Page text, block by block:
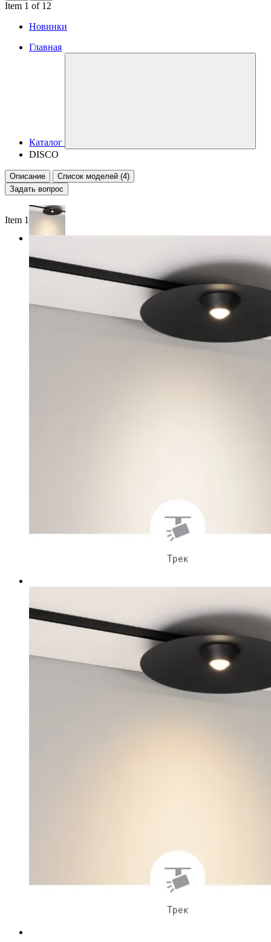
Item 1 of 12
Новинки
Главная
Каталог
DISCO
Описание
Список моделей (4)
Задать вопрос
Item 1 of 2